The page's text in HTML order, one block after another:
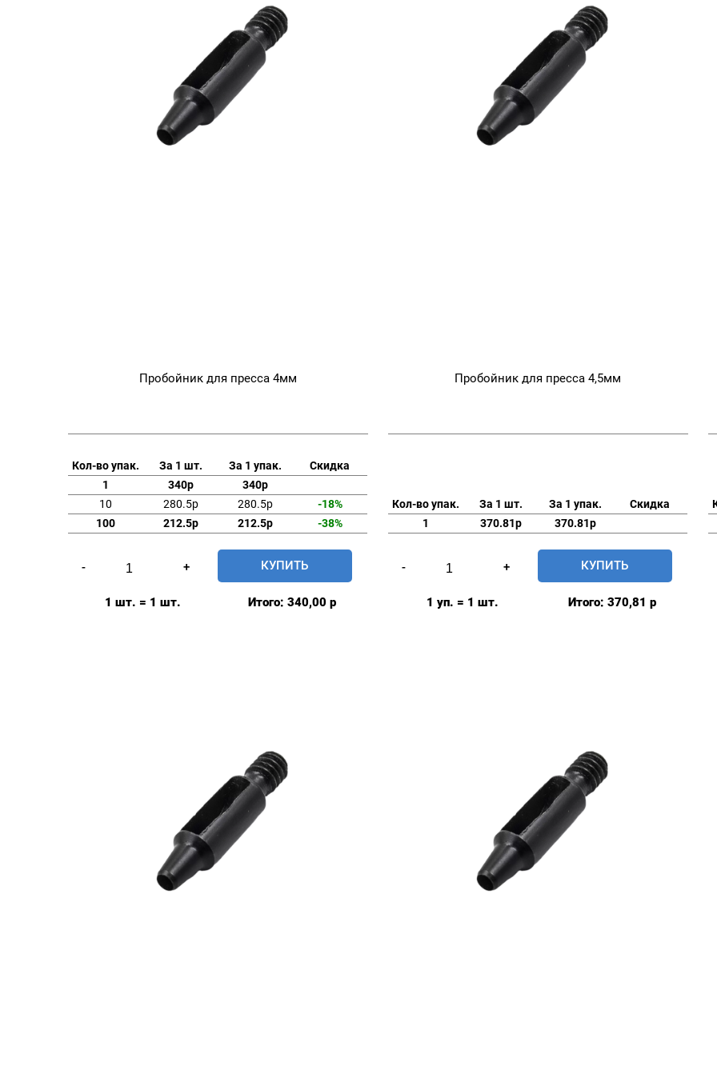
Пробойник для пресса 4мм
Кол-во упак. За 1 шт. За 1 упак.
Скидка
1
340р
340р
10
280.5р 280.5р
-18%
100
212.5р 212.5р -38%
-
товара
Пробойник
+ КУПИТЬ
1 шт. = 1 шт. Итого: 340,00 р
Пробойник для пресса 4,5мм
Кол-во упак. За 1 шт. За 1 упак.
Скидка
1
370.81р 370.81р
-
товара
Пробойник
+ КУПИТЬ
1 уп. = 1 шт. Итого: 370,81 р